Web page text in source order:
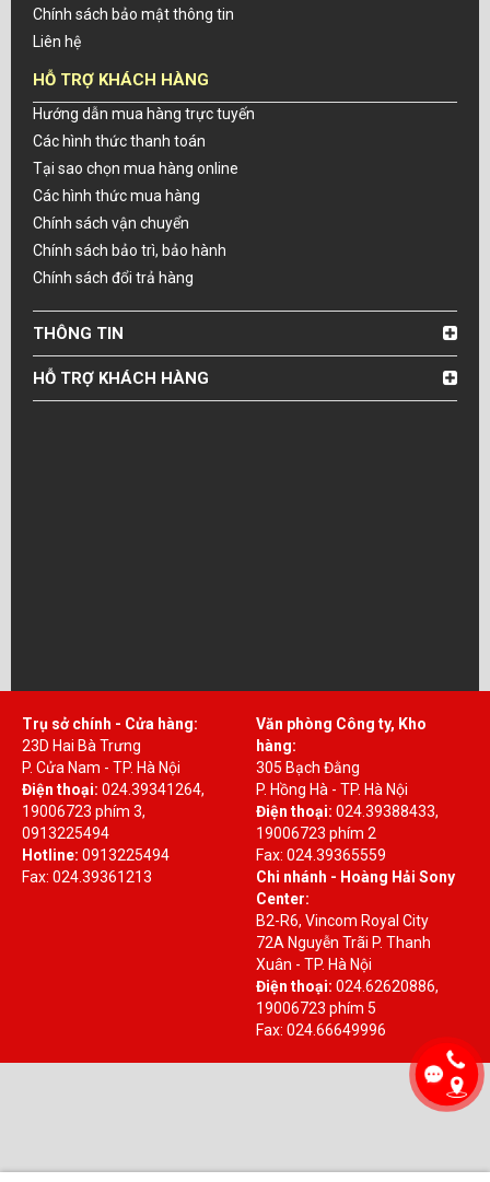
Chính sách bảo mật thông tin
Liên hệ
HỖ TRỢ KHÁCH HÀNG
Hướng dẫn mua hàng trực tuyến
Các hình thức thanh toán
Tại sao chọn mua hàng online
Các hình thức mua hàng
Chính sách vận chuyển
Chính sách bảo trì, bảo hành
Chính sách đổi trả hàng
THÔNG TIN
HỖ TRỢ KHÁCH HÀNG
Trụ sở chính - Cửa hàng:
23D Hai Bà Trưng
P. Cửa Nam - TP. Hà Nội
Điện thoại: 024.39341264,
19006723 phím 3,
0913225494
Hotline: 0913225494
Fax: 024.39361213
Văn phòng Công ty, Kho
hàng:
305 Bạch Đằng
P. Hồng Hà - TP. Hà Nội
Điện thoại: 024.39388433,
19006723 phím 2
Fax: 024.39365559
Chi nhánh - Hoàng Hải Sony
Center:
B2-R6, Vincom Royal City
72A Nguyễn Trãi P. Thanh
Xuân - TP. Hà Nội
Điện thoại: 024.62620886,
19006723 phím 5
Fax: 024.66649996